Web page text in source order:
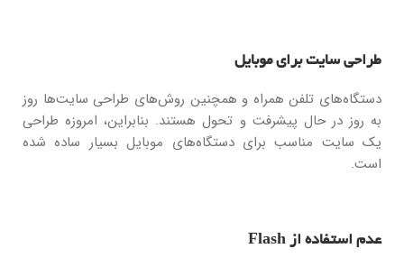
طراحی سایت برای موبایل
دستگاه‌های تلفن همراه و همچنین روش‌های طراحی سایت‌ها روز
به روز در حال پیشرفت و تحول هستند. بنابراین، امروزه طراحی
یک سایت مناسب برای دستگاه‌های موبایل بسیار ساده شده
است.
عدم استفاده از Flash